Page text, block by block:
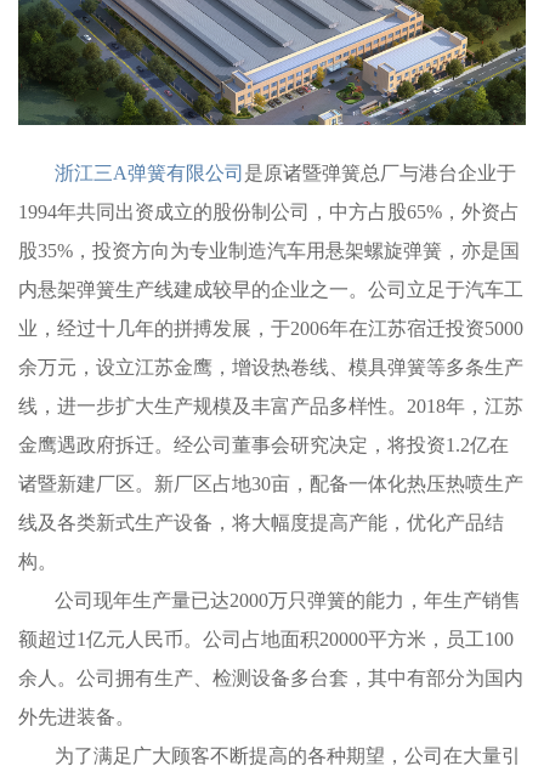
浙江三A弹簧有限公司 是原诸暨弹簧总厂与港台企业于
1994年共同出资成立的股份制公司，中方占股65%，外资占
股35%，投资方向为专业制造汽车用悬架螺旋弹簧，亦是国
内悬架弹簧生产线建成较早的企业之一。公司立足于汽车工
业，经过十几年的拼搏发展，于2006年在江苏宿迁投资5000
余万元，设立江苏金鹰，增设热卷线、模具弹簧等多条生产
线，进一步扩大生产规模及丰富产品多样性。2018年，江苏
金鹰遇政府拆迁。经公司董事会研究决定，将投资1.2亿在
诸暨新建厂区。新厂区占地30亩，配备一体化热压热喷生产
线及各类新式生产设备，将大幅度提高产能，优化产品结
构。
公司现年生产量已达2000万只弹簧的能力，年生产销售
额超过1亿元人民币。公司占地面积20000平方米，员工100
余人。公司拥有生产、检测设备多台套，其中有部分为国内
外先进装备。
为了满足广大顾客不断提高的各种期望，公司在大量引